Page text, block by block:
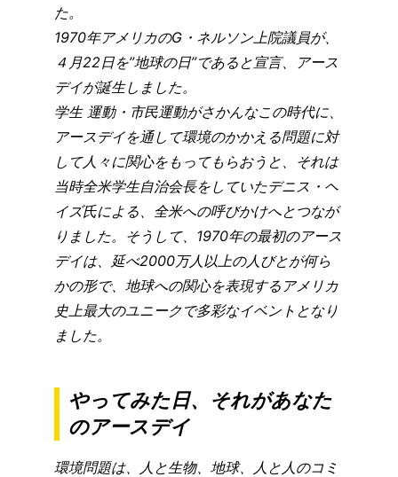
た。
1970年アメリカのG・ネルソン上院議員が、
４月22日を”地球の日”であると宣言、アース
デイが誕生しました。
学生 運動・市民運動がさかんなこの時代に、
アースデイを通して環境のかかえる問題に対
して人々に関心をもってもらおうと、それは
当時全米学生自治会長をしていたデニス・ヘ
イズ氏による、全米への呼びかけへとつなが
りました。そうして、1970年の最初のアース
デイは、延べ2000万人以上の人びとが何ら
かの形で、地球への関心を表現するアメリカ
史上最大のユニークで多彩なイベントとなり
ました。
やってみた日、それがあなた
のアースデイ
環境問題は、人と生物、地球、人と人のコミ